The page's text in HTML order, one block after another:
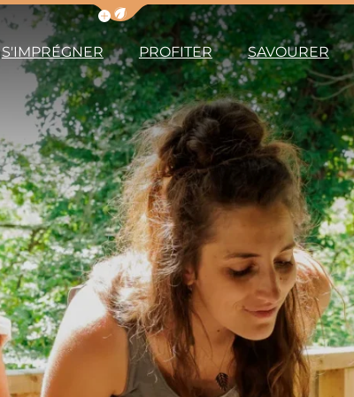
Afficher la barre de navigation du
S'IMPRÉGNER PROFITER SAVOURER